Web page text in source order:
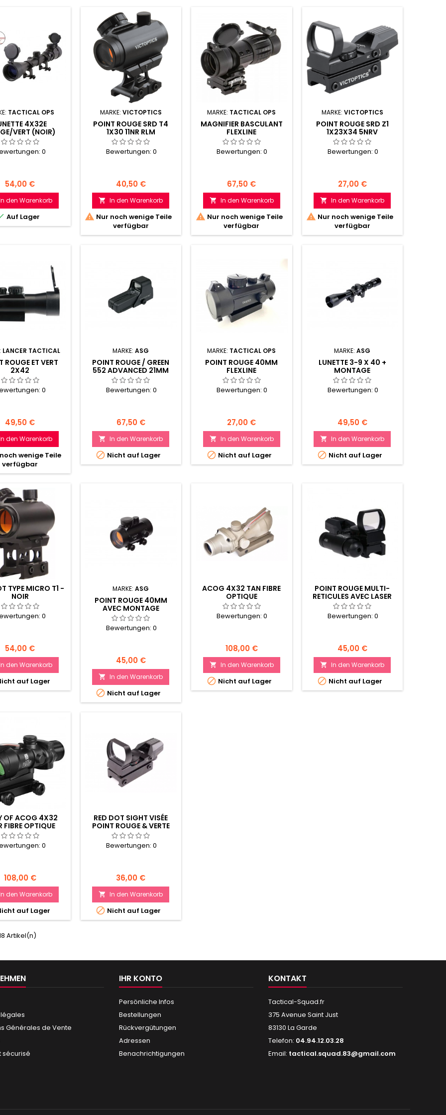
TACTICAL OPS
4X32E
VERT (NOIR)
0
Preis
54,00 €
den Warenkorb
Auf Lager
MARKE: VICTOPTICS
POINT ROUGE SRD T4
1X30 11NR RLM
Bewertungen: 0
Preis
40,50 €
 In den Warenkorb
 Nur noch wenige Teile
verfügbar
MARKE: TACTICAL OPS
MAGNIFIER BASCULANT
FLEXLINE
Bewertungen:0
Preis
67,50 €
 In den Warenkorb
 Nur noch wenige Teile
verfügbar
MARKE: VICTOPTICS
POINT ROUGE SRD Z1
1X23X34 5NRV
Bewertungen: 0
Preis
27,00 €
 In den Warenkorb
 Nur noch wenige Teile
verfügbar
LANCER TACTICAL
ROUGE ET VERT
2X42
0
Preis
49,50 €
den Warenkorb
wenige Teile
verfügbar
MARKE:ASG
POINT ROUGE / GREEN
552 ADVANCED 21MM
Bewertungen: 0
Preis
67,50 €
 In den Warenkorb
 Nicht auf Lager
MARKE: TACTICAL OPS
POINT ROUGE 40MM
FLEXLINE
Bewertungen:0
Preis
27,00 €
 In den Warenkorb
 Nicht auf Lager
MARKE:ASG
LUNETTE 3-9 X 40 +
MONTAGE
Bewertungen: 0
Preis
49,50 €
 In den Warenkorb
 Nicht auf Lager
TYPE MICRO T1 -
NOIR
0
Preis
54,00 €
In den Warenkorb
auf Lager
MARKE:ASG
POINT ROUGE 40MM
AVEC MONTAGE
Bewertungen: 0
Preis
45,00 €
 In den Warenkorb
 Nicht auf Lager
ACOG 4X32 TAN FIBRE
OPTIQUE
Bewertungen:0
Preis
108,00 €
 In den Warenkorb
 Nicht auf Lager
POINT ROUGE MULTI-
RETICULES AVEC LASER
ROUGE
Bewertungen: 0
Preis
45,00 €
 In den Warenkorb
 Nicht auf Lager
OF ACOG 4X32
FIBRE OPTIQUE
0
Preis
108,00 €
In den Warenkorb
auf Lager
RED DOT SIGHT VISÉE
POINT ROUGE & VERTE
MULTI-RETICULES
Bewertungen: 0
Preis
36,00 €
 In den Warenkorb
 Nicht auf Lager
Artikel(n)
Générales de Vente
sécurisé
IHR KONTO
Persönliche Infos
Bestellungen
Rückvergütungen
Adressen
Benachrichtigungen
KONTAKT
Tactical-Squad.fr
375 Avenue Saint Just
83130 La Garde
Telefon: 04.94.12.03.28
Email: tactical.squad.83@gmail.com